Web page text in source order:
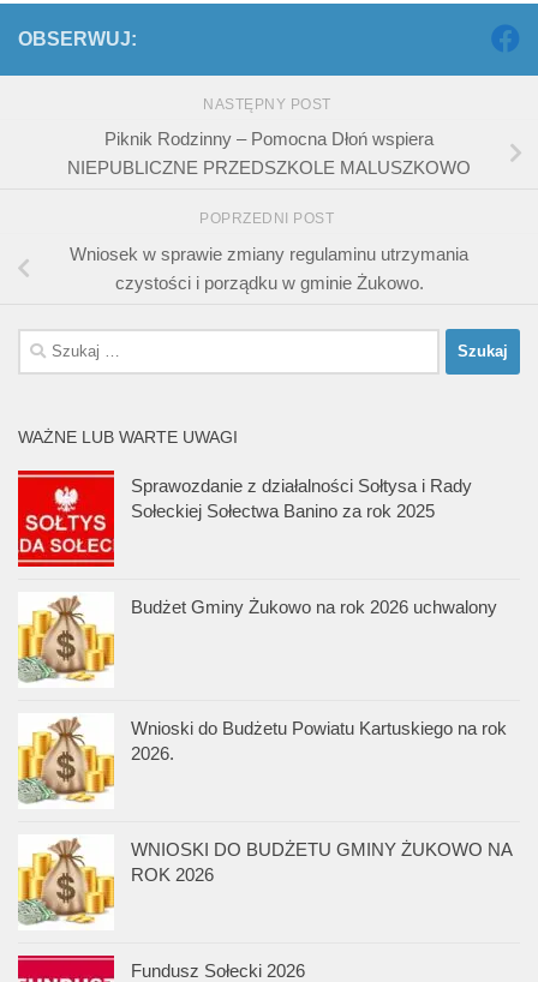
OBSERWUJ:
NASTĘPNY POST
Piknik Rodzinny – Pomocna Dłoń wspiera
NIEPUBLICZNE PRZEDSZKOLE MALUSZKOWO
POPRZEDNI POST
Wniosek w sprawie zmiany regulaminu utrzymania
czystości i porządku w gminie Żukowo.
Szukaj:
WAŻNE LUB WARTE UWAGI
Sprawozdanie z działalności Sołtysa i Rady
Sołeckiej Sołectwa Banino za rok 2025
Budżet Gminy Żukowo na rok 2026 uchwalony
Wnioski do Budżetu Powiatu Kartuskiego na rok
2026.
WNIOSKI DO BUDŻETU GMINY ŻUKOWO NA
ROK 2026
Fundusz Sołecki 2026